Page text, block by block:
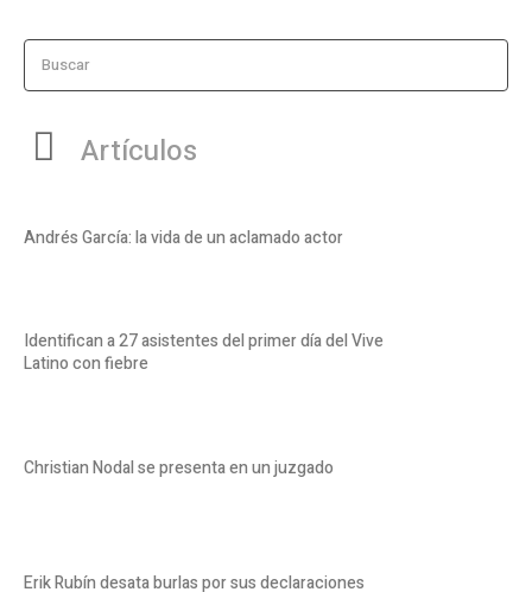
Buscar
Artículos
Andrés García: la vida de un aclamado actor
Identifican a 27 asistentes del primer día del Vive
Latino con fiebre
Christian Nodal se presenta en un juzgado
Erik Rubín desata burlas por sus declaraciones